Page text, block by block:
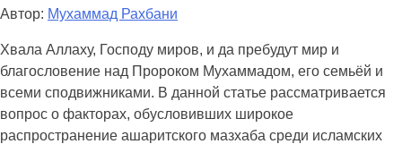
Автор: Мухаммад Рахбани
Хвала Аллаху, Господу миров, и да пребудут мир и
благословение над Пророком Мухаммадом, его семьёй и
всеми сподвижниками. В данной статье рассматривается
вопрос о факторах, обусловивших широкое
распространение ашаритского мазхаба среди исламских